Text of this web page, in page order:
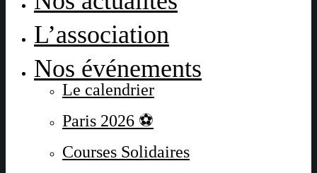
L’association
Nos événements
Le calendrier
Paris 2026 ⚽
Courses Solidaires